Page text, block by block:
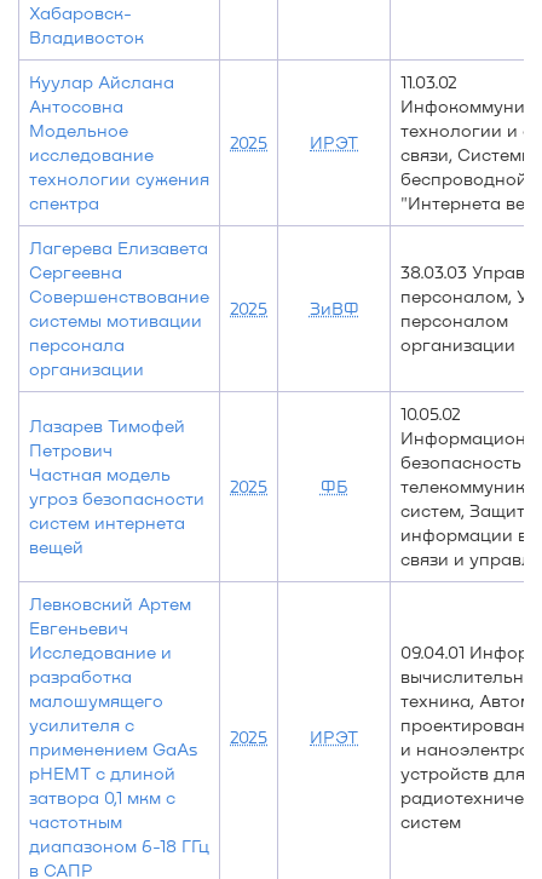
Хабаровск-
Владивосток
Куулар Айслана
Антосовна
Модельное
исследование
технологии сужения
спектра
2025 ИРЭТ
11.03.02
технологии и
связи, Системы
беспроводной
"Интернета
Лагерева Елизавета
Сергеевна
Совершенствование
системы мотивации
персонала
организации
2025 ЗиВФ
38.03.03
персоналом,
персоналом
организации
Лазарев Тимофей
Петрович
Частная модель
угроз безопасности
систем интернета
вещей
2025 ФБ
10.05.02
безопасность
систем, Защита
информации в
связи и
Левковский Артем
Евгеньевич
Исследование и
разработка
малошумящего
усилителя с
применением GaAs
pHEMT с длиной
затвора 0,1 мкм с
частотным
диапазоном 6-18 ГГц
в САПР
2025 ИРЭТ
09.04.01
техника,
и
устройств для
систем